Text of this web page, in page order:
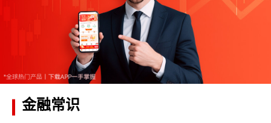
金融常识